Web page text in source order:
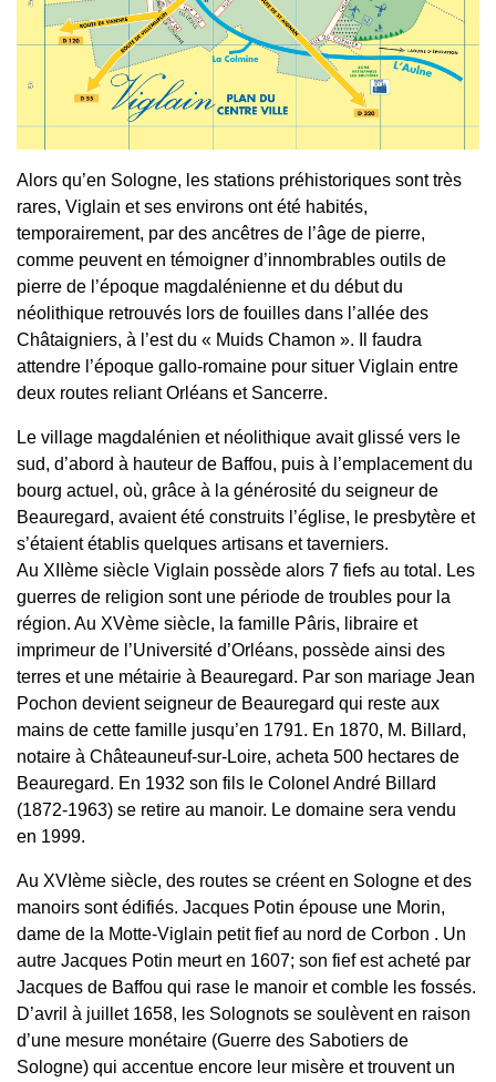
Alors qu’en Sologne, les stations préhistoriques sont très
rares, Viglain et ses environs ont été habités,
temporairement, par des ancêtres de l’âge de pierre,
comme peuvent en témoigner d’innombrables outils de
pierre de l’époque magdalénienne et du début du
néolithique retrouvés lors de fouilles dans l’allée des
Châtaigniers, à l’est du « Muids Chamon ». Il faudra
attendre l’époque gallo-romaine pour situer Viglain entre
deux routes reliant Orléans et Sancerre.
Le village magdalénien et néolithique avait glissé vers le
sud, d’abord à hauteur de Baffou, puis à l’emplacement du
bourg actuel, où, grâce à la générosité du seigneur de
Beauregard, avaient été construits l’église, le presbytère et
s’étaient établis quelques artisans et taverniers.
Au XIIème siècle Viglain possède alors 7 fiefs au total. Les
guerres de religion sont une période de troubles pour la
région. Au XVème siècle, la famille Pâris, libraire et
imprimeur de l’Université d’Orléans, possède ainsi des
terres et une métairie à Beauregard. Par son mariage Jean
Pochon devient seigneur de Beauregard qui reste aux
mains de cette famille jusqu’en 1791. En 1870, M. Billard,
notaire à Châteauneuf-sur-Loire, acheta 500 hectares de
Beauregard. En 1932 son fils le Colonel André Billard
(1872-1963) se retire au manoir. Le domaine sera vendu
en 1999.
Au XVIème siècle, des routes se créent en Sologne et des
manoirs sont édifiés. Jacques Potin épouse une Morin,
dame de la Motte-Viglain petit fief au nord de Corbon . Un
autre Jacques Potin meurt en 1607; son fief est acheté par
Jacques de Baffou qui rase le manoir et comble les fossés.
D’avril à juillet 1658, les Solognots se soulèvent en raison
d’une mesure monétaire (Guerre des Sabotiers de
Sologne) qui accentue encore leur misère et trouvent un